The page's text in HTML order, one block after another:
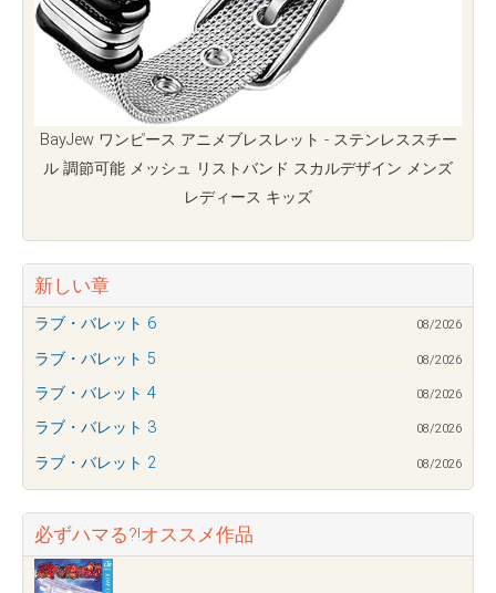
BayJew ワンピース アニメブレスレット - ステンレススチー
ル 調節可能 メッシュ リストバンド スカルデザイン メンズ
レディース キッズ
新しい章
ラブ・バレット 6 08/2026
ラブ・バレット 5 08/2026
ラブ・バレット 4 08/2026
ラブ・バレット 3 08/2026
ラブ・バレット 2 08/2026
必ずハマる?!オススメ作品